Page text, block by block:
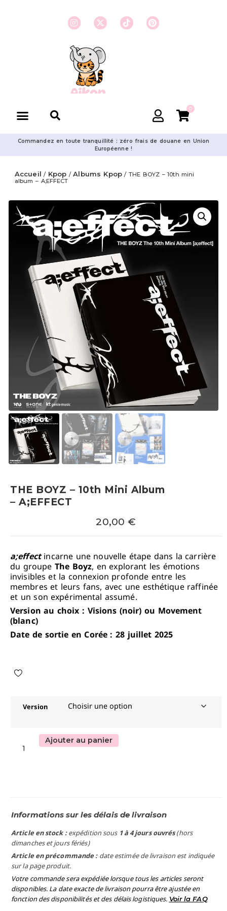
0
Commandez en toute tranquillité : zéro frais de douane en Union
Européenne !
Accueil / Kpop /Albums Kpop/ THE BOYZ – 10th mini
album – A;EFFECT
THE BOYZ – 10th Mini Album
– A;EFFECT
20,00 €
a;effectincarne une nouvelle étape dans la carrière
du groupe The Boyz, en explorant les émotions
invisibles et la connexion profonde entre les
membres et leurs fans, avec une esthétique raffinée
et un son expérimental assumé.
Version au choix : Visions (noir) ou Movement
(blanc)
Date de sortie en Corée : 28 juillet 2025
Version
Ajouter au panier
Informations sur les délais de livraison
Article en stock :expédition sous 1 à 4 jours ouvrés(hors
dimanches et jours fériés)
Article en précommande : date estimée de livraison est indiquée
sur la page produit.
Votre commande sera expédiée lorsque tous les articles seront
disponibles. La date exacte de livraison pourra être ajustée en
fonction des disponibilités et des délais logistiques. Voir la FAQ